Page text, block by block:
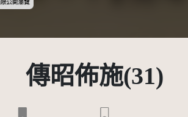
傳昭佈施(31)